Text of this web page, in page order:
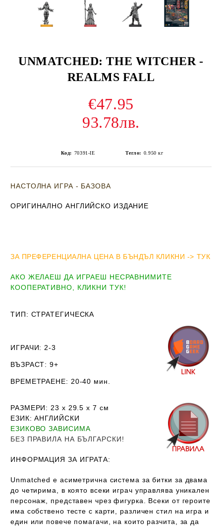
UNMATCHED: THE WITCHER -
REALMS FALL
€47.95
93.78лв.
Код: 70391-IE Тегло: 0.950 кг
НАСТОЛНА ИГРА - БАЗОВА
ОРИГИНАЛНО АНГЛИЙСКО ИЗДАНИЕ
ЗА ПРЕФЕРЕНЦИАЛНА ЦЕНА В БЪНДЪЛ КЛИКНИ -> ТУК
АКО ЖЕЛАЕШ ДА ИГРАЕШ НЕСРАВНИМИТЕ
КООПЕРАТИВНО, КЛИКНИ ТУК!
ТИП: СТРАТЕГИЧЕСКА
ИГРАЧИ: 2-3
ВЪЗРАСТ: 9+
ВРЕМЕТРАЕНЕ: 20-40 мин.
РАЗМЕРИ: 23 х 29.5 х 7 см
ЕЗИК: АНГЛИЙСКИ
ЕЗИКОВО ЗАВИСИМА
БЕЗ ПРАВИЛА НА БЪЛГАРСКИ!
ИНФОРМАЦИЯ ЗА ИГРАТА:
Unmatched е асиметрична система за битки за двама
до четирима, в която всеки играч управлява уникален
персонаж, представен чрез фигурка. Всеки от героите
има собствено тесте с карти, различен стил на игра и
един или повече помагачи, на които разчита, за да